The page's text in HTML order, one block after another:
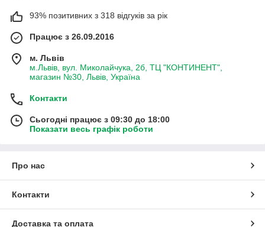
93% позитивних з 318 відгуків за рік
Працює з 26.09.2016
м. Львів
м.Львів, вул. Миколайчука, 2б, ТЦ "КОНТИНЕНТ",
магазин №30, Львів, Україна
Контакти
Сьогодні працює з 09:30 до 18:00
Показати весь графік роботи
Про нас
Контакти
Доставка та оплата